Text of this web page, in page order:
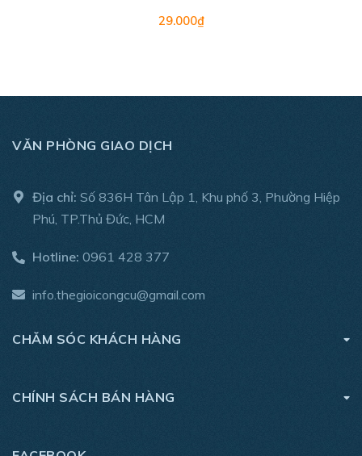
29.000₫
VĂN PHÒNG GIAO DỊCH
Địa chỉ: Số 836H Tân Lập 1, Khu phố 3, Phường Hiệp
Phú, TP.Thủ Đức, HCM
Hotline: 0961 428 377
info.thegioicongcu@gmail.com
CHĂM SÓC KHÁCH HÀNG
CHÍNH SÁCH BÁN HÀNG